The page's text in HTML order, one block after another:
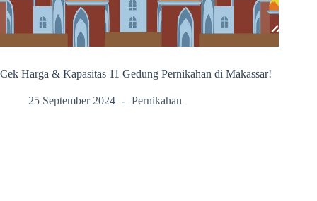
Cek Harga & Kapasitas 11 Gedung Pernikahan di Makassar!
25 September 2024 Pernikahan